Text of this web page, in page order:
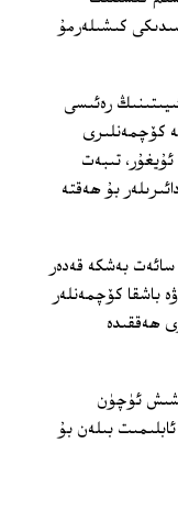
كىشىلەرمۇ
رەئىسى
كۆچمەنلىرى
تىبەت
بۇ ھەقتە
بەشكە قەدەر
باشقا كۆچمەنلەر
ھەققىدە
ئۈچۈن
بىلەن بۇ